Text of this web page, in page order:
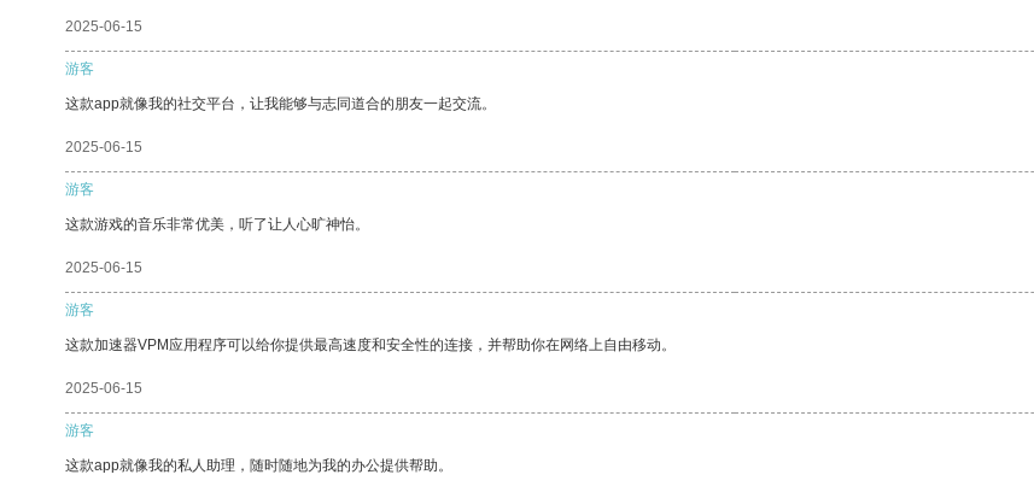
2025-06-15
游客
这款app就像我的社交平台，让我能够与志同道合的朋友一起交流。
2025-06-15
游客
这款游戏的音乐非常优美，听了让人心旷神怡。
2025-06-15
游客
这款加速器VPM应用程序可以给你提供最高速度和安全性的连接，并帮助你在网络上自由移动。
2025-06-15
游客
这款app就像我的私人助理，随时随地为我的办公提供帮助。